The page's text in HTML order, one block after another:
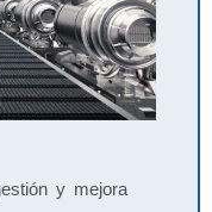
y mejora